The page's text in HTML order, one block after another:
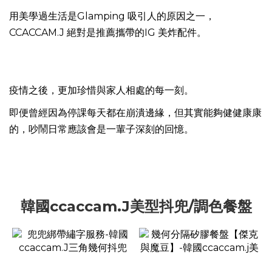
用美學過生活是Glamping 吸引人的原因之一，
CCACCAM.J 絕對是推薦攜帶的IG 美炸配件。
疫情之後，更加珍惜與家人相處的每一刻。
即便曾經因為停課每天都在崩潰邊緣，但其實能夠健健康康
的，吵鬧日常應該會是一輩子深刻的回憶。
韓國ccaccam.J美型抖兜/調色餐盤